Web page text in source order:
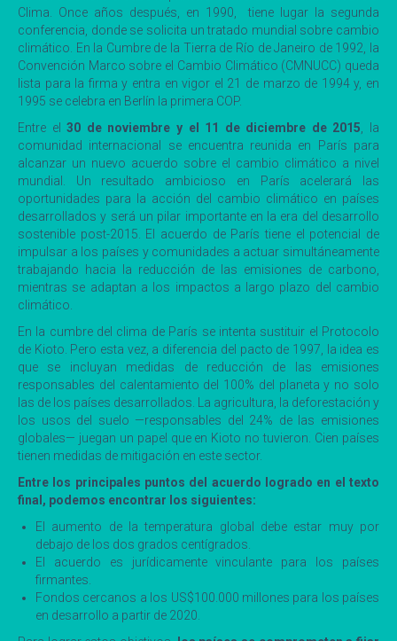
Clima. Once años después, en 1990, tiene lugar la segunda
conferencia, donde se solicita un tratado mundial sobre cambio
climático. En la Cumbre de la Tierra de Río de Janeiro de 1992, la
Convención Marco sobre el Cambio Climático (CMNUCC) queda
lista para la firma y entra en vigor el 21 de marzo de 1994 y, en
1995 se celebra en Berlín la primera COP.
Entre el30 de noviembre y el 11 de diciembre de 2015, la
comunidad internacional se encuentra reunida en París para
alcanzar un nuevo acuerdo sobre el cambio climático a nivel
mundial. Un resultado ambicioso en París acelerará las
oportunidades para la acción del cambio climático en países
desarrollados y será un pilar importante en la era del desarrollo
sostenible post-2015. El acuerdo de París tiene el potencial de
impulsar a los países y comunidades a actuar simultáneamente
trabajando hacia la reducción de las emisiones de carbono,
mientras se adaptan a los impactos a largo plazo del cambio
climático.
En la cumbre del clima de París se intenta sustituir el Protocolo
de Kioto. Pero esta vez, a diferencia del pacto de 1997, la idea es
que se incluyan medidas de reducción de las emisiones
responsables del calentamiento del 100% del planeta y no solo
las de los países desarrollados. La agricultura, la deforestación y
los usos del suelo —responsables del 24% de las emisiones
globales— juegan un papel que en Kioto no tuvieron. Cien países
tienen medidas de mitigación en este sector.
Entre los principales puntos del acuerdo logrado en el texto
final, podemos encontrar los siguientes:
El aumento de la temperatura global debe estar muy por
debajo de los dos grados centígrados.
El acuerdo es jurídicamente vinculante para los países
firmantes.
Fondos cercanos a los US$100.000 millones para los países
en desarrollo a partir de 2020.